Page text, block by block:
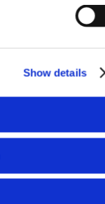
Show details